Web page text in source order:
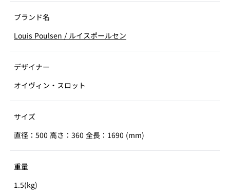
ブランド名
Louis Poulsen / ルイスポールセン
デザイナー
オイヴィン・スロット
サイズ
直径：500 高さ：360 全長：1690 (mm)
重量
1.5(kg)